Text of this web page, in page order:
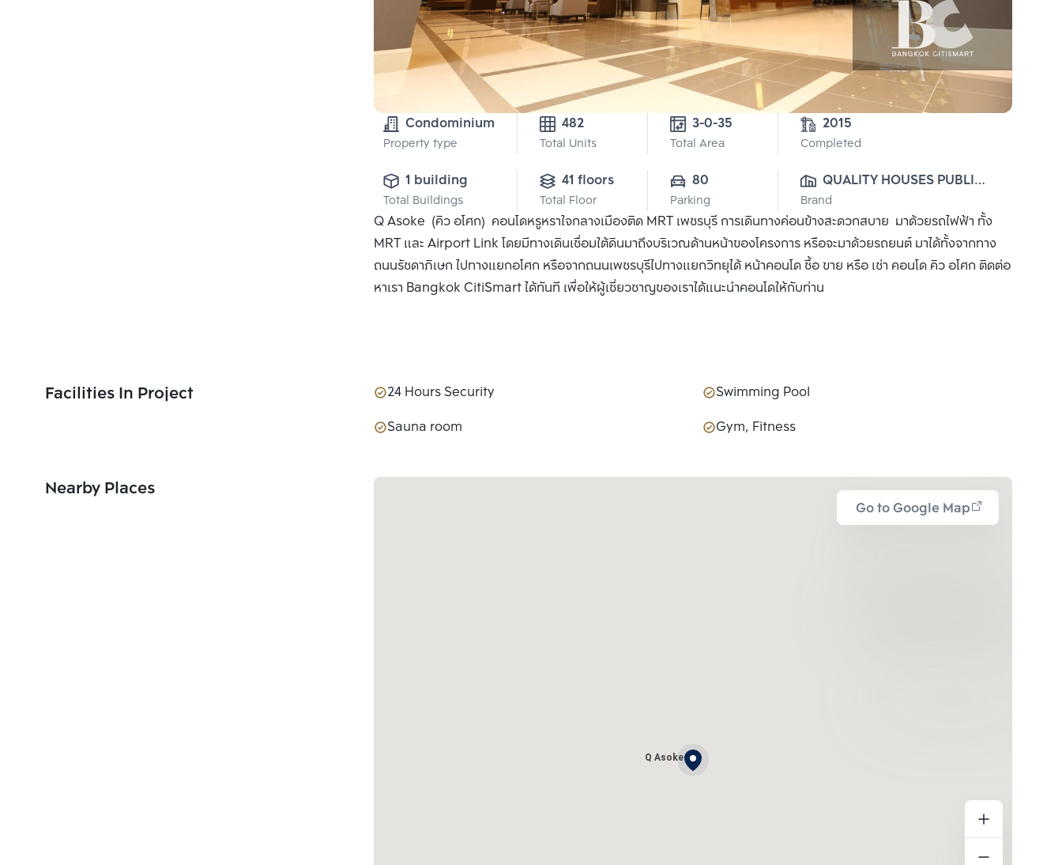
Condominium
Property type
482
Total Units Total Area
2015
Completed
1 building
Total Buildings
41 floors
Total Floor
80
Parking
QUALITY HOUSES PUBLIC
CO., LTD.
Brand
Q Asoke (คิว อโศก) คอนโดหรูหราใจกลางเมืองติด MRT เพชรบุรี การเดินทางค่อนข้างสะดวกสบาย มาด้วยรถไฟฟ้า ทั้ง
MRT และ Airport Link โดยมีทางเดินเชื่อมใต้ดินมาถึงบริเวณด้านหน้าของโครงการ หรือจะมาด้วยรถยนต์ มาได้ทั้งจากทาง
ถนนรัชดาภิเษก ไปทางแยกอโศก หรือจากถนนเพชรบุรีไปทางแยกวิทยุได้ หน้าคอนโด ซื้อ ขาย หรือ เช่า คอนโด คิว อโศก ติดต่อ
หาเรา Bangkok CitiSmart ได้ทันที เพื่อให้ผู้เชี่ยวชาญของเราได้แนะนำคอนโดให้กับท่าน
Facilities In Project 24 Hours Security
Swimming Pool
Sauna room
Gym, Fitness
Nearby Places
Go to Google Map
Q Asoke